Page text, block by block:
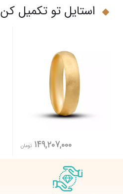
استایل تو تکمیل کن
149,207,000 تومان